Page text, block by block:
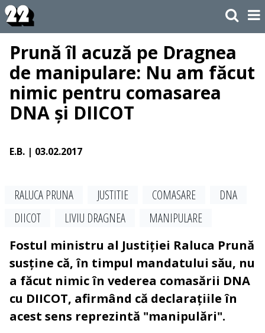
Prună îl acuză pe Dragnea
de manipulare: Nu am făcut
nimic pentru comasarea
DNA și DIICOT
E.B. | 03.02.2017
RALUCA PRUNA JUSTITIE COMASARE
DNA
DIICOT
LIVIU DRAGNEA
MANIPULARE
Fostul ministru al Justiției Raluca Prună
susține că, în timpul mandatului său, nu
a făcut nimic în vederea comasării DNA
cu DIICOT, afirmând că declarațiile în
acest sens reprezintă "manipulări".